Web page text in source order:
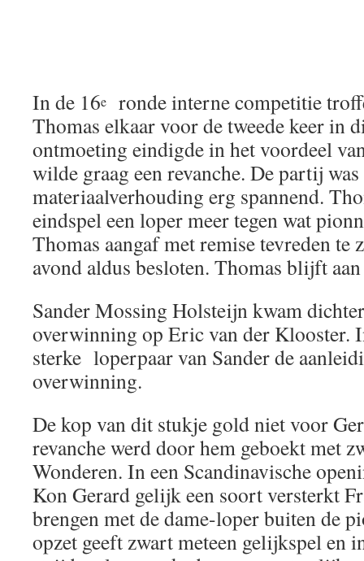
In de 16e
ronde interne competitie
Thomas elkaar voor de tweede keer in
ontmoeting eindigde in het voordeel
wilde graag een revanche. De partij
materiaalverhouding erg spannend.
eindspel een loper meer tegen wat
Thomas aangaf met remise tevreden te
avond aldus besloten. Thomas blijft
Sander Mossing Holsteijn kwam
overwinning op Eric van der Klooster.
sterke loperpaar van Sander de
overwinning.
De kop van dit stukje gold niet voor
revanche werd door hem geboekt met
Wonderen. In een Scandinavische
Kon Gerard gelijk een soort versterkt
brengen met de dame-loper buiten de
opzet geeft zwart meteen gelijkspel en